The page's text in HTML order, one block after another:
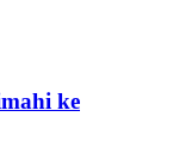
ke